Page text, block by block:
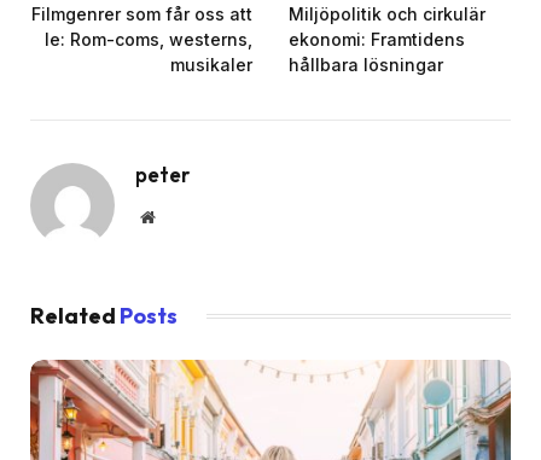
Filmgenrer som får oss att
le: Rom-coms, westerns,
musikaler
Miljöpolitik och cirkulär
ekonomi: Framtidens
hållbara lösningar
peter
Website
Related Posts